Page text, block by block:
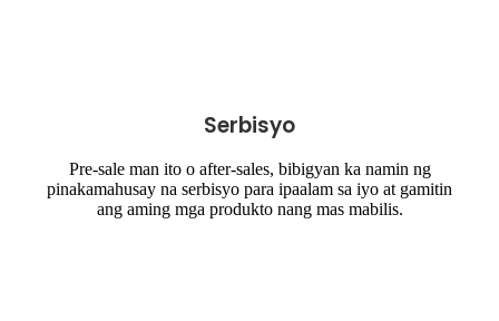
Serbisyo
Pre-sale man ito o after-sales, bibigyan ka namin ng
pinakamahusay na serbisyo para ipaalam sa iyo at gamitin
ang aming mga produkto nang mas mabilis.